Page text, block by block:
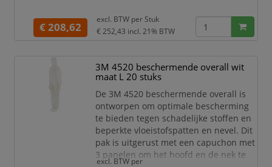
€ 208,62
excl. BTW per Stuk
€ 252,43 incl. 21% BTW
3M 4520 beschermende overall wit
maat L 20 stuks
De 3M 4520 beschermende overall is
ontworpen om optimale bescherming
te bieden tegen schadelijke stoffen en
beperkte vloeistofspatten en nevel. Dit
pak is uitgerust met een capuchon met
3 panelen om het hoofd en de nek te
excl. BTW per